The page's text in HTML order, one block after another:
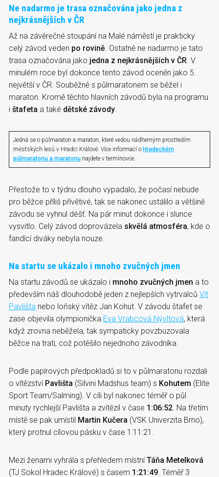
Ne nadarmo je trasa označována jako jedna z
nejkrásnějších v ČR
Až na závěrečné stoupání na Malé náměstí je prakticky
celý závod veden po rovině . Ostatně ne nadarmo je tato
trasa označována jako jedna z nejkrásnějších v ČR . V
minulém roce byl dokonce tento závod oceněn jako 5.
největší v ČR. Souběžně s půlmaratonem se běžel i
maraton. Kromě těchto hlavních závodů byla na programu
i štafeta a také dětské závody
Jedná se o půlmaraton a maraton, které vedou nádherným prostředím
městských lesů v Hradci Králové. Více informací o Hradeckém
půlmaratonu a maratonu najdete v termínovce.
Přestože to v týdnu dlouho vypadalo, že počasí nebude
pro běžce příliš přívětivé, tak se nakonec ustálilo a většině
závodu se vyhnul déšť. Na pár minut dokonce i slunce
vysvitlo. Celý závod doprovázela skvělá atmosféra, kde o
fandící diváky nebyla nouze.
Na startu se ukázalo i mnoho zvučných jmen
Na startu závodů se ukázalo i mnoho zvučných jmen a to
především náš dlouhodobě jeden z nejlepších vytrvalců Vít
Pavlišta nebo loňský vítěz Jan Kohut. V závodu štafet se
zase objevila olympionička Eva Vrabcová Nývltová, která
když zrovna neběžela, tak sympaticky povzbuzovala
běžce na trati, což potěšilo nejednoho závodníka.
Podle papírových předpokladů si to v půlmaratonu rozdali
o vítězství Pavlišta (Silvini Madshus team) s Kohutem (Elite
Sport Team/Salming). V cíli byl nakonec téměř o půl
minuty rychlejší Pavlišta a zvítězil v čase 1:06:52 . Na třetím
místě se pak umístil Martin Kučera (VSK Univerzita Brno),
který protnul cílovou pásku v čase 1:11:21.
Mezi ženami vyhrála s přehledem místníTáňa Metelková
(TJ Sokol Hradec Králové) s časem 1:21:49 . Téměř 3